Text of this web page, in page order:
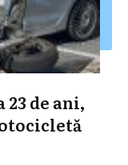
de ani,